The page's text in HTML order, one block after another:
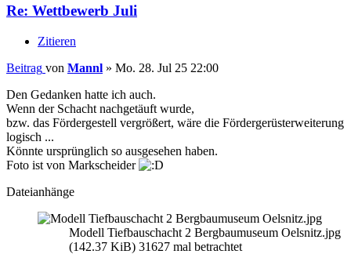
Re: Wettbewerb Juli
Zitieren
Beitrag von Mannl » Mo. 28. Jul 25 22:00
Den Gedanken hatte ich auch.
Wenn der Schacht nachgetäuft wurde,
bzw. das Fördergestell vergrößert, wäre die Fördergerüsterweiterung
logisch ...
Könnte ursprünglich so ausgesehen haben.
Foto ist von Markscheider
Dateianhänge
Modell Tiefbauschacht 2 Bergbaumuseum Oelsnitz.jpg
(142.37 KiB) 31627 mal betrachtet